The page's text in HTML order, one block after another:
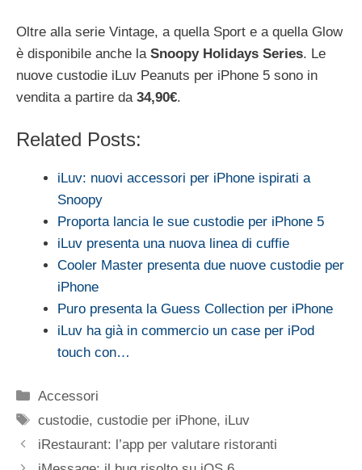
Oltre alla serie Vintage, a quella Sport e a quella Glow
è disponibile anche la Snoopy Holidays Series. Le
nuove custodie iLuv Peanuts per iPhone 5 sono in
vendita a partire da 34,90€.
Related Posts:
iLuv: nuovi accessori per iPhone ispirati a
Snoopy
Proporta lancia le sue custodie per iPhone 5
iLuv presenta una nuova linea di cuffie
Cooler Master presenta due nuove custodie per
iPhone
Puro presenta la Guess Collection per iPhone
iLuv ha già in commercio un case per iPod
touch con…
Categorie
Accessori
Tag
custodie,custodie per iPhone, iLuv
iRestaurant: l’app per valutare ristoranti